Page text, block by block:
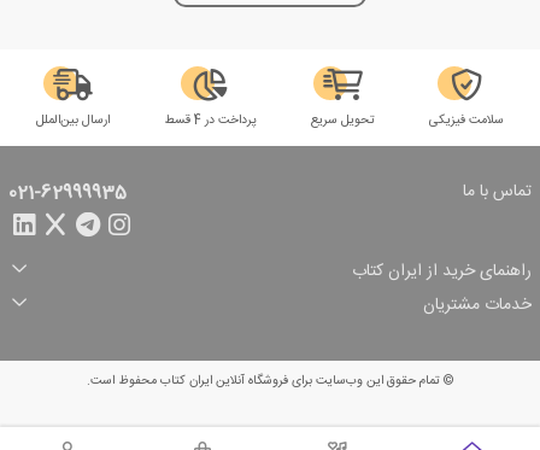
سلامت فیزیکی تحویل سریع پرداخت در 4 قسط ارسال بین‌الملل
تماس با ما 021-62999935
راهنمای خرید از ایران کتاب
ثبت سفارش
شرایط ارسال سفارش
شیوه پرداخت
تخفیف‌های خرید
خدمات مشتریان
© تمام حقوق این وب‌سایت برای فروشگاه آنلاین ایران کتاب محفوظ است.